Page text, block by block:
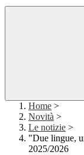
Home >
Novità >
Le notizie >
"Due lingue,
2025/2026